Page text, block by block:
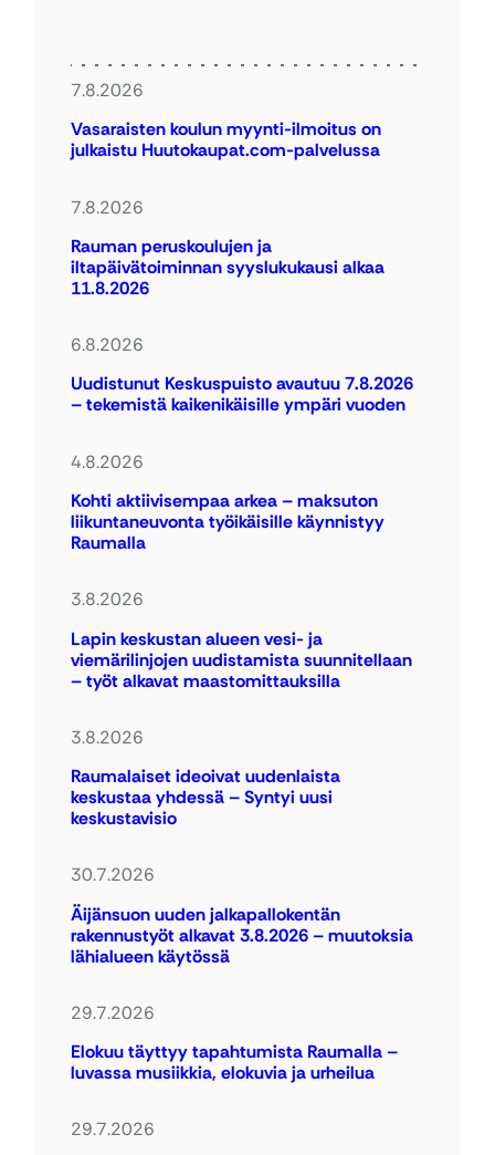
7.8.2026
Vasaraisten koulun myynti-ilmoitus on
julkaistu Huutokaupat.com-palvelussa
7.8.2026
Rauman peruskoulujen ja
iltapäivätoiminnan syyslukukausi alkaa
11.8.2026
6.8.2026
Uudistunut Keskuspuisto avautuu 7.8.2026
– tekemistä kaikenikäisille ympäri vuoden
4.8.2026
Kohti aktiivisempaa arkea – maksuton
liikuntaneuvonta työikäisille käynnistyy
Raumalla
3.8.2026
Lapin keskustan alueen vesi- ja
viemärilinjojen uudistamista suunnitellaan
– työt alkavat maastomittauksilla
3.8.2026
Raumalaiset ideoivat uudenlaista
keskustaa yhdessä – Syntyi uusi
keskustavisio
30.7.2026
Äijänsuon uuden jalkapallokentän
rakennustyöt alkavat 3.8.2026 – muutoksia
lähialueen käytössä
29.7.2026
Elokuu täyttyy tapahtumista Raumalla –
luvassa musiikkia, elokuvia ja urheilua
29.7.2026